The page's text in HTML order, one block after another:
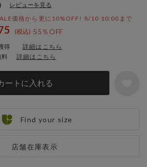
レビューを見る
価格から更に10%OFF! 8/10 10:00まで
55％OFF
得 詳細はこちら
ートに入れる
店舗在庫表示
詳細はこちら
Find your size